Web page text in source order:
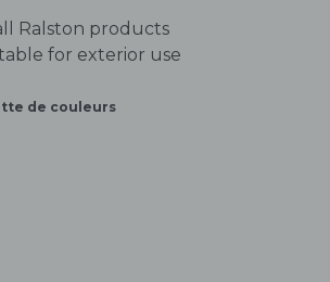
Ralston products
for exterior use
de couleurs